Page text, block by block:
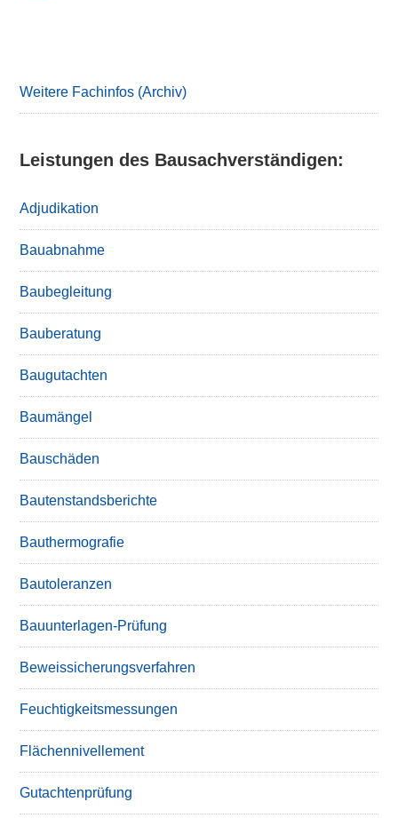
Weitere Fachinfos (Archiv)
Leistungen des Bausachverständigen:
Adjudikation
Bauabnahme
Baubegleitung
Bauberatung
Baugutachten
Baumängel
Bauschäden
Bautenstandsberichte
Bauthermografie
Bautoleranzen
Bauunterlagen-Prüfung
Beweissicherungsverfahren
Feuchtigkeitsmessungen
Flächennivellement
Gutachtenprüfung